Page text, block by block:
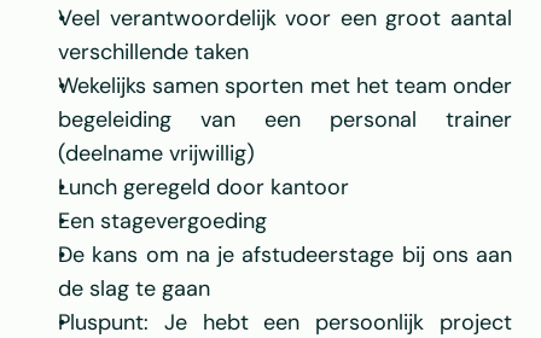
Veel verantwoordelijk voor een groot aantal
verschillende taken
Wekelijks samen sporten met het team onder
begeleiding van een personal trainer
(deelname vrijwillig)
Lunch geregeld door kantoor
Een stagevergoeding
De kans om na je afstudeerstage bij ons aan
de slag te gaan
Pluspunt: Je hebt een persoonlijk project